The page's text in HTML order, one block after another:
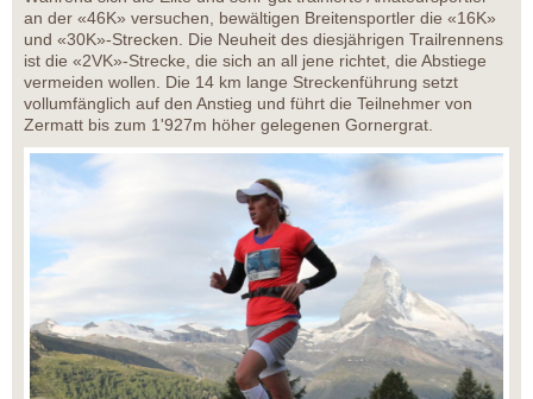
an der «46K» versuchen, bewältigen Breitensportler die «16K»
und «30K»-Strecken. Die Neuheit des diesjährigen Trailrennens
ist die «2VK»-Strecke, die sich an all jene richtet, die Abstiege
vermeiden wollen. Die 14 km lange Streckenführung setzt
vollumfänglich auf den Anstieg und führt die Teilnehmer von
Zermatt bis zum 1'927m höher gelegenen Gornergrat.